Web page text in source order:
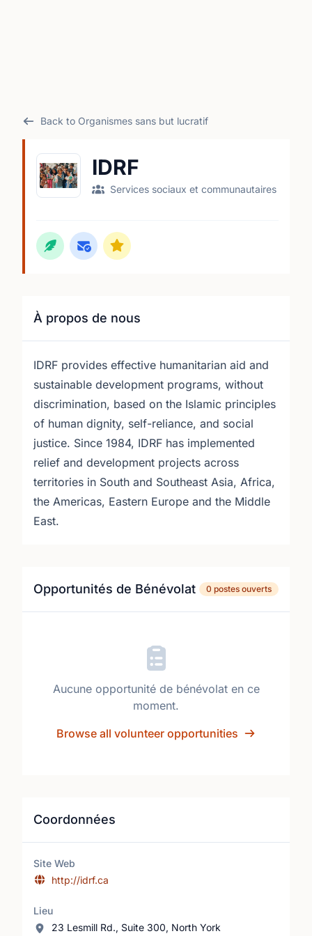
Back to Organismes sans but lucratif
IDRF
Services sociaux et communautaires
À propos de nous
IDRF provides effective humanitarian aid and
sustainable development programs, without
discrimination, based on the Islamic principles
of human dignity, self-reliance, and social
justice. Since 1984, IDRF has implemented
relief and development projects across
territories in South and Southeast Asia, Africa,
the Americas, Eastern Europe and the Middle
East.
Opportunités de Bénévolat 0 postes ouverts
Aucune opportunité de bénévolat en ce
moment.
Browse all volunteer opportunities
Coordonnées
Site Web
http://idrf.ca
Lieu
23 Lesmill Rd., Suite 300, North York